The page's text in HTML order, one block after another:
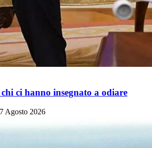
ci hanno insegnato a odiare
7 Agosto 2026